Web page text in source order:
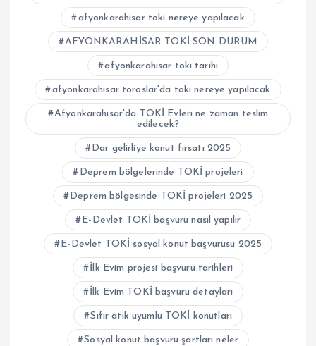
afyonkarahisar toki nereye yapılacak
AFYONKARAHİSAR TOKİ SON DURUM
afyonkarahisar toki tarihi
afyonkarahisar toroslar'da toki nereye yapılacak
Afyonkarahisar'da TOKİ Evleri ne zaman teslim
edilecek?
Dar gelirliye konut fırsatı 2025
Deprem bölgelerinde TOKİ projeleri
Deprem bölgesinde TOKİ projeleri 2025
E-Devlet TOKİ başvuru nasıl yapılır
E-Devlet TOKİ sosyal konut başvurusu 2025
İlk Evim projesi başvuru tarihleri
İlk Evim TOKİ başvuru detayları
Sıfır atık uyumlu TOKİ konutları
Sosyal konut başvuru şartları neler